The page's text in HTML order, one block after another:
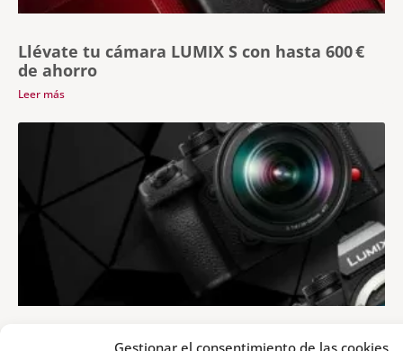
Gestionar el consentimiento de las cookies
Llévate tu cámara LUMIX S con hasta 600 €
de ahorro
Leer más
Ahorra 300€ al comprar una cámara y un